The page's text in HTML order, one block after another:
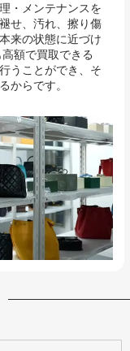
・メンテナンスを
せ、汚れ、擦り傷
来の状態に近づけ
額で買取できる
うことができ、そ
からです。